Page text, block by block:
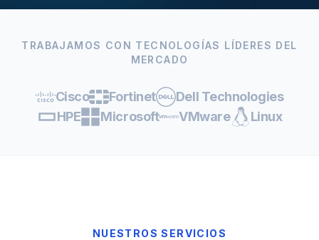
TRABAJAMOS CON TECNOLOGÍAS LÍDERES DEL
MERCADO
Cisco Fortinet
Dell Technologies
HPE
Microsoft VMware Linux
NUESTROS SERVICIOS